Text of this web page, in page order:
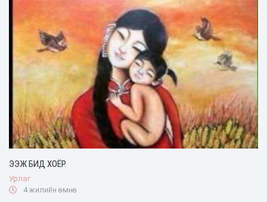
ЭЭЖ БИД ХОЁР
Урлаг
4 жилийн өмнө